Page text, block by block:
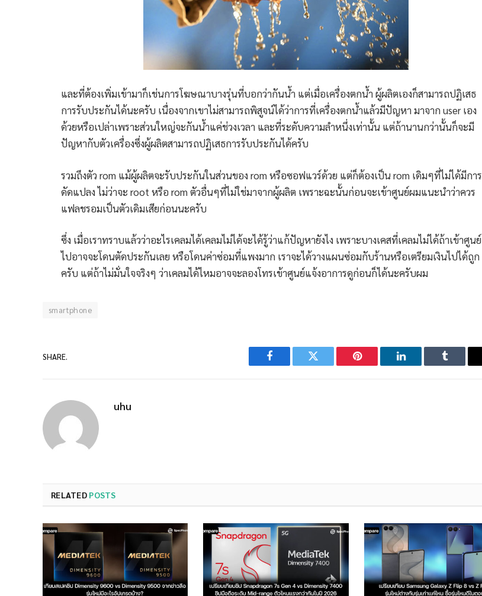
และที่ต้องเพิ่มเข้ามาก็เช่นการโฆษณาบางรุ่นที่บอกว่ากันน้ำ แต่เมื่อเครื่องตกน้ำ ผู้ผลิตเองก็สามารถปฏิเสธ
การรับประกันได้นะครับ เนื่องจากเขาไม่สามารถพิสูจน์ได้ว่าการที่เครื่องตกน้ำแล้วมีปัญหา มาจาก user เอง
ด้วยหรือเปล่าเพราะส่วนใหญ่จะกันน้ำแค่ช่วงเวลา และที่ระดับความลำหนึ่งเท่านั้น แต่ถ้านานกว่านั้นก็จะมี
ปัญหากับตัวเครื่องซึ่งผู้ผลิตสามารถปฏิเสธการรับประกันได้ครับ
รวมถึงตัว rom แม้ผู้ผลิตจะรับประกันในส่วนของ rom หรือซอฟแวร์ด้วย แต่ก็ต้องเป็น rom เดิมๆที่ไม่ได้มีการ
ดัดแปลง ไม่ว่าจะ root หรือ rom ตัวอื่นๆที่ไม่ใช่มาจากผู้ผลิต เพราะฉะนั้นก่อนจะเข้าศูนย์ผมแนะนำว่าควร
แฟลชรอมเป็นตัวเดิมเสียก่อนนะครับ
ซึ่ง เมื่อเราทราบแล้วว่าอะไรเคลมได้เคลมไม่ได้จะได้รู้ว่าแก้ปัญหายังไง เพราะบางเคสที่เคลมไม่ได้ถ้าเข้าศูนย์
ไปอาจจะโดนตัดประกันเลย หรือโดนค่าซ่อมที่แพงมาก เราจะได้วางแผนซ่อมกับร้านหรือเตรียมเงินไปได้ถูก
ครับ แต่ถ้าไม่มั่นใจจริงๆ ว่าเคลมได้ไหมอาจจะลองโทรเข้าศูนย์แจ้งอาการดูก่อนก็ได้นะครับผม
smartphone
SHARE.
Facebook Twitter Pinterest LinkedIn Tumblr
uhu
RELATED POSTS